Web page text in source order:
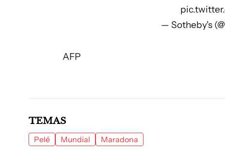
— Sotheby's
AFP
TEMAS
Pelé Mundial Maradona